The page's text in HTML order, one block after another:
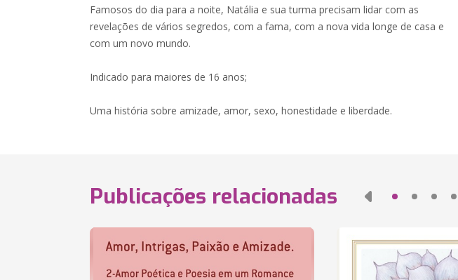
Famosos do dia para a noite, Natália e sua turma precisam lidar com as
revelações de vários segredos, com a fama, com a nova vida longe de casa e
com um novo mundo.
Indicado para maiores de 16 anos;
Uma história sobre amizade, amor, sexo, honestidade e liberdade.
Publicações relacionadas